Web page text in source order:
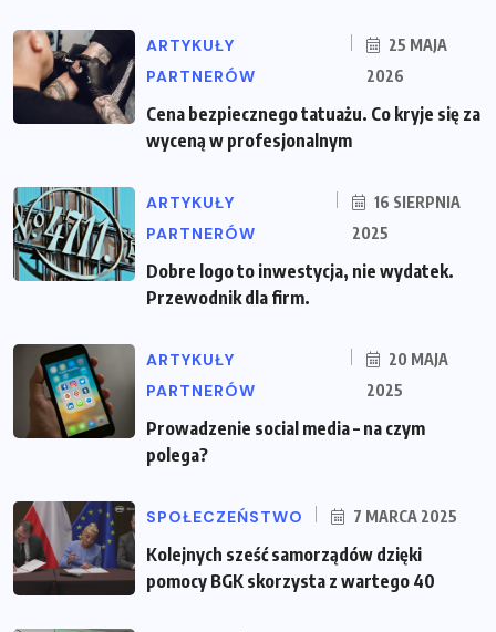
ARTYKUŁY
PARTNERÓW
25 MAJA
2026
Cena bezpiecznego tatuażu. Co kryje się za
wyceną w profesjonalnym
ARTYKUŁY
PARTNERÓW
16 SIERPNIA
2025
Dobre logo to inwestycja, nie wydatek.
Przewodnik dla firm.
ARTYKUŁY
PARTNERÓW
20 MAJA
2025
Prowadzenie social media – na czym
polega?
SPOŁECZEŃSTWO 7 MARCA 2025
Kolejnych sześć samorządów dzięki
pomocy BGK skorzysta z wartego 40